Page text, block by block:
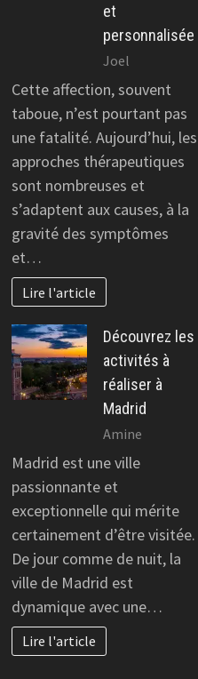
et
personnalisée
Joel
Cette affection, souvent
taboue, n’est pourtant pas
une fatalité. Aujourd’hui, les
approches thérapeutiques
sont nombreuses et
s’adaptent aux causes, à la
gravité des symptômes
et…
Lire l'article
Découvrez les
activités à
réaliser à
Madrid
Amine
Madrid est une ville
passionnante et
exceptionnelle qui mérite
certainement d’être visitée.
De jour comme de nuit, la
ville de Madrid est
dynamique avec une…
Lire l'article